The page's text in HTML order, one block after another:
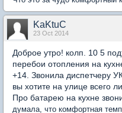
KaKtuC
23 Oct 2014
Доброе утро! колп. 10 5
перебои отопления на
+14. Звонила диспетчеру
вы хотите на улице всего
Про батарею на кухне
думала, что комфортная